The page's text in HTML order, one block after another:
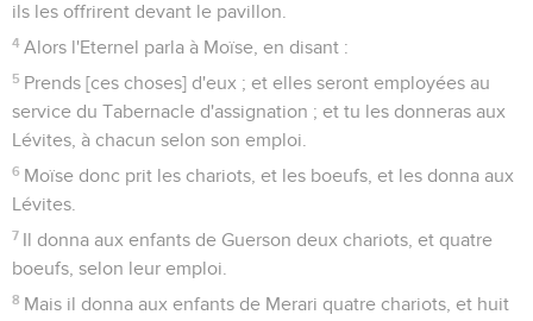
ils les offrirent devant le pavillon.
4 Alors l'Eternel parla à Moïse, en disant :
5 Prends [ces choses] d'eux ; et elles seront employées au
service du Tabernacle d'assignation ; et tu les donneras aux
Lévites, à chacun selon son emploi.
6 Moïse donc prit les chariots, et les boeufs, et les donna aux
Lévites.
7 Il donna aux enfants de Guerson deux chariots, et quatre
boeufs, selon leur emploi.
8 Mais il donna aux enfants de Merari quatre chariots, et huit